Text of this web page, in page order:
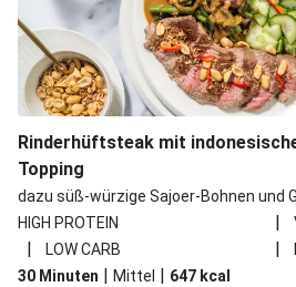
Rinderhüftsteak mit
Topping
dazu süß-würzige Sajoer-Bohnen und
HIGH PROTEIN
|
| LOW CARB |
30 Minuten | Mittel | 647 kcal